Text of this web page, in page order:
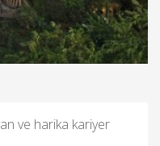
ve harika kariyer